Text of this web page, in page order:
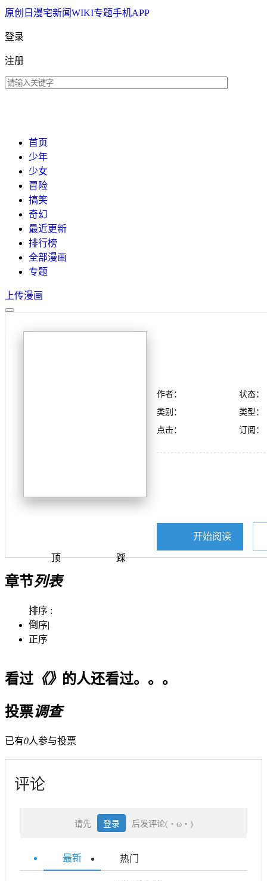
原创 日漫宅新闻WIKI专题手机APP
登录
注册
首页
少年
少女
冒险
搞笑
奇幻
最近更新
排行榜
全部漫画
专题
上传漫画
顶 踩
作者：
状态：
类别：
类型：
点击：
订阅：
开始阅读
章节列表
排序 :
倒序|
正序
看过《》 的人还看过。。。
投票调查
已有0人参与投票
评论
请先 登录 后发评论(・ω・)
最新 热门